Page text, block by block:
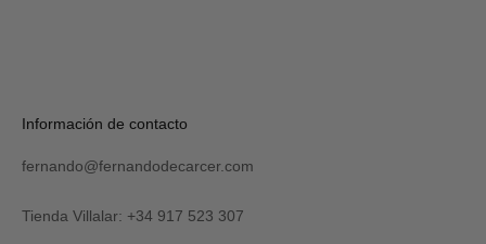
R
I
I
M
E
Verás
tu
al
y
Información de contacto
fernando@fernandodecarcer.com
Tienda Villalar: +34 917 523 307